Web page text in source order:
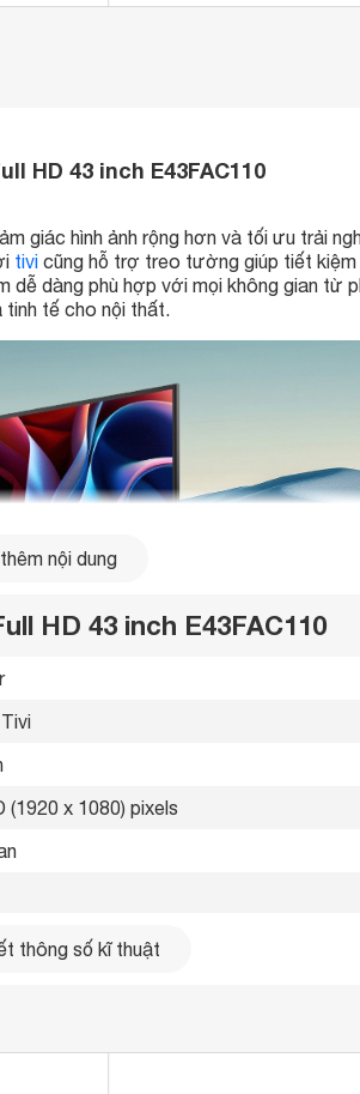
HD 43 inch E43FAC110
giác hình ảnh rộng hơn và tối ưu trải
tivi cũng hỗ trợ treo tường giúp tiết kiệm
dễ dàng phù hợp với mọi không gian từ
tinh tế cho nội thất.
với độ phân giải Full HD và tần số quét
nghệ HDR10 giúp điều chỉnh độ sáng
tạo cảm giác chân thực khi xem
nội dung
HD 43 inch E43FAC110
(1920 x 1080) pixels
thông số kĩ thuật